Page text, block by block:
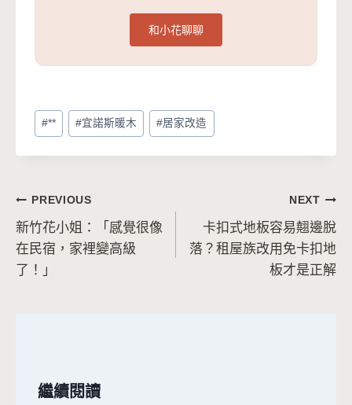
和小花聊聊
Post
Tags:
#** #宜諾斯暖木 #居家改造
文
章
導
PREVIOUS
新竹花小姐：「感覺很像
在民宿，家裡變高級
了！」
NEXT
卡扣式地板容易翹邊脫
落？租屋族改用免卡扣地
板才是正解
繼續閱讀